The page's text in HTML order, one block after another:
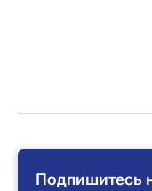
Подпишитесь